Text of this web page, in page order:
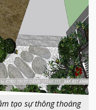
tạo sự thông thoáng